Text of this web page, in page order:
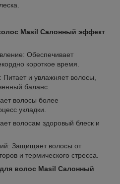
Masil Салонный эффект
Обеспечивает
короткое время.
и увлажняет волосы,
баланс.
волосы более
укладки.
волосам здоровый блеск и
Защищает волосы от
и термического стресса.
волос Masil Салонный